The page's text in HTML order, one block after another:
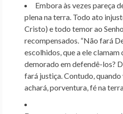
Embora às vezes pareça
plena na terra. Todo ato
Cristo) e todo temor ao
recompensados. “Não fará
escolhidos, que a ele
demorado em defendê-los?
fará justiça. Contudo,
achará, porventura, fé na